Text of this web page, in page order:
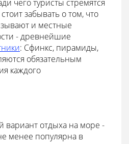
чего туристы стремятся
забывать о том, что
и местные
- древнейшие
: Сфинкс, пирамиды,
обязательным
каждого
отдыха на море -
менее популярна в